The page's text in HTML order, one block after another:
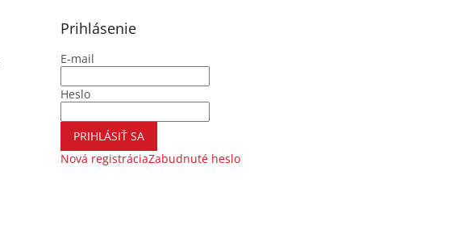
Prihlásenie
E-mail
Heslo
PRIHLÁSIŤ SA
Nová registráciaZabudnuté heslo